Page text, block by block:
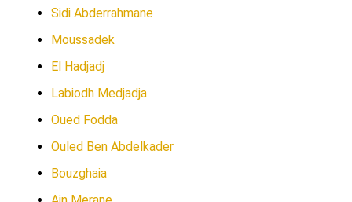
Sidi Abderrahmane
Moussadek
El Hadjadj
Labiodh Medjadja
Oued Fodda
Ouled Ben Abdelkader
Bouzghaia